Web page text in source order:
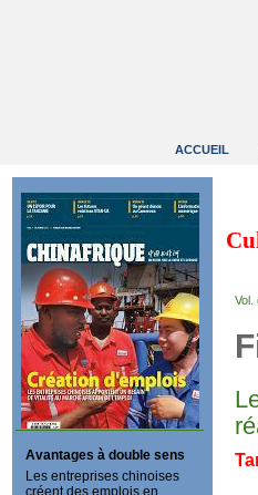
ACCUEIL
Avantages à double sens
Les entreprises chinoises
créent des emplois en
Vol.